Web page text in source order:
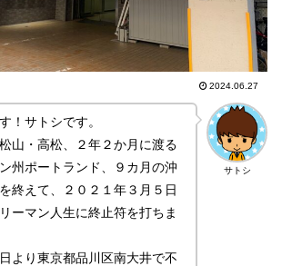
2024.06.27
サトシ
！サトシです。
山・高松、２年２か月に渡る
州ポートランド、９カ月の沖
終えて、２０２１年３月５日
ーマン人生に終止符を打ちま
より東京都品川区南大井で不